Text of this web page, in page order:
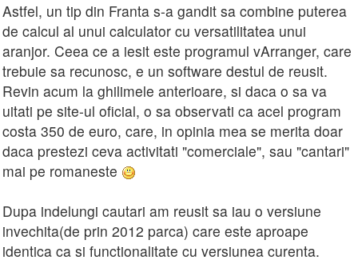
Astfel, un tip din Franta s-a gandit sa combine puterea
de calcul al unui calculator cu versatilitatea unui
aranjor. Ceea ce a iesit este programul vArranger, care
trebuie sa recunosc, e un software destul de reusit.
Revin acum la ghilimele anterioare, si daca o sa va
uitati pe site-ul oficial, o sa observati ca acel program
costa 350 de euro, care, in opinia mea se merita doar
daca prestezi ceva activitati "comerciale", sau "cantari"
mai pe romaneste
Dupa indelungi cautari am reusit sa iau o versiune
invechita(de prin 2012 parca) care este aproape
identica ca si functionalitate cu versiunea curenta.